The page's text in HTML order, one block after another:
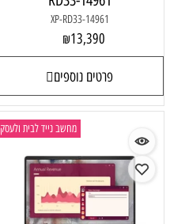
XP-RD33-14961
₪13,390
פרטים נוספים
מחשב נייד לבית ולעסק